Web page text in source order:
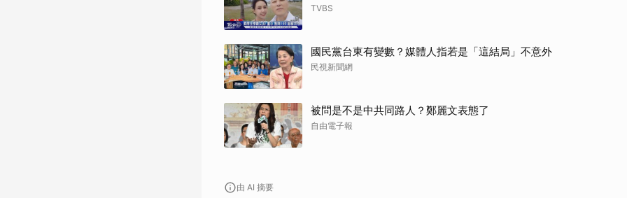
TVBS
國民黨台東有變數？媒體人指若是「這結局」不意外
民視新聞網
被問是不是中共同路人？鄭麗文表態了
自由電子報
由 AI 摘要